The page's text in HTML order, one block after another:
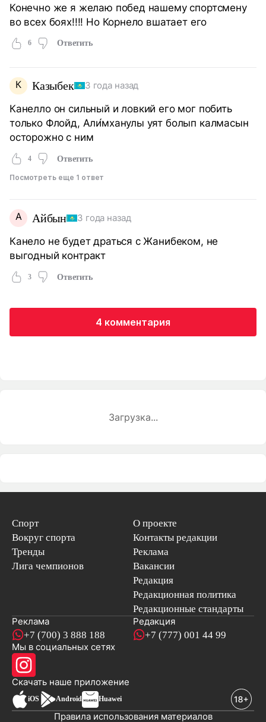
Конечно же я желаю побед нашему спортсмену
во всех боях!!!! Но Корнело вшатает его
6 Ответить
К Казыбек 3 года назад
Канелло он сильный и ловкий его мог побить
только Флойд, Али́мханулы уят болып калмасын
осторожно с ним
4 Ответить
Посмотреть еще 1 ответ
А Айбын 3 года назад
Канело не будет драться с Жанибеком, не
выгодный контракт
3 Ответить
4 комментария
Загрузка...
Спорт
Вокруг спорта
Тренды
Лига чемпионов
О проекте
Контакты редакции
Реклама
Вакансии
Редакция
Редакционная политика
Редакционные стандарты
Реклама
+7 (700) 3 888 188
Редакция
+7 (777) 001 44 99
Мы в социальных сетях
Скачать наше приложениеновостей
iOS Android Huawei
Правила использования материалов